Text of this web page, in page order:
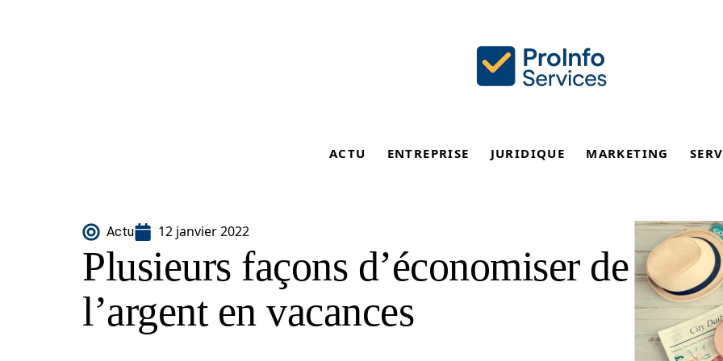
ACTU ENTREPRISE JURIDIQUE MARKETING
Actu 12 janvier 2022
Plusieurs façons d’économiser de
l’argent en vacances